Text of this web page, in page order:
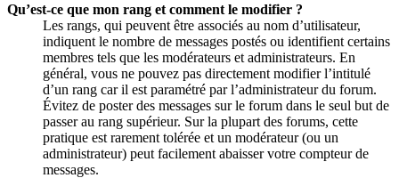
Qu’est-ce que mon rang et comment le modifier ?
Les rangs, qui peuvent être associés au nom d’utilisateur,
indiquent le nombre de messages postés ou identifient certains
membres tels que les modérateurs et administrateurs. En
général, vous ne pouvez pas directement modifier l’intitulé
d’un rang car il est paramétré par l’administrateur du forum.
Évitez de poster des messages sur le forum dans le seul but de
passer au rang supérieur. Sur la plupart des forums, cette
pratique est rarement tolérée et un modérateur (ou un
administrateur) peut facilement abaisser votre compteur de
messages.